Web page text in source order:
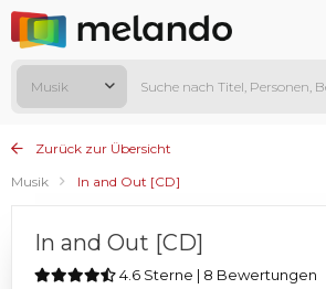
Musik
Zurück zur Übersicht
Musik
In and Out [CD]
In and Out [CD]
4.6 Sterne | 8 Bewertungen